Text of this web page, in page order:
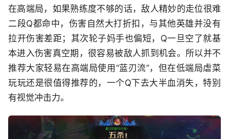
在高端局，如果熟练度不够的话，敌人精妙的走位很难
二段Q都命中，伤害自然大打折扣，与其他英雄并没有
拉开伤害差距；其次轮子妈手也偏短，Q一旦空了就基
本进入伤害真空期，很容易被敌人抓到机会。所以并不
推荐大家轻易在高端局使用“蓝刃流”，但在低端局虐菜
玩玩还是很值得推荐的，一个Q下去大半血消失，特别
有视觉冲击力。